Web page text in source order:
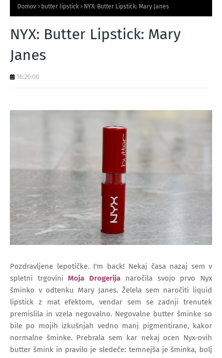
Domov butter lipstick NYX: Butter Lipstick: Mary Janes
NYX: Butter Lipstick: Mary
Janes
16:20:00
Pozdravljene lepotičke. I'm back! Nekaj časa nazaj sem v
spletni trgoviniMoja Drogerija naročila svojo prvo Nyx
šminko v odtenku Mary Janes. Želela sem naročiti liquid
lipstick z mat efektom, vendar sem se zadnji trenutek
premislila in vzela negovalno. Negovalne butter šminke so
bile po mojih izkušnjah vedno manj pigmentirane, kakor
normalne šminke. Prebrala sem kar nekaj ocen Nyx-ovih
butter šmink in pravilo je sledeče: temnejša je šminka, bolj